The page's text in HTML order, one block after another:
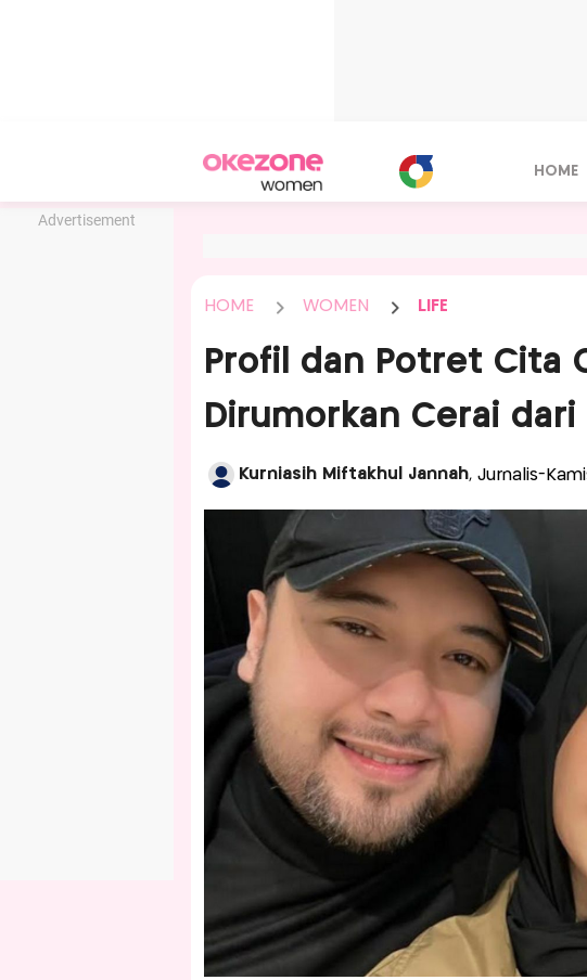
Advertisement
HOME
HOME WOMEN LIFE
Profil dan Potret Cita
Dirumorkan Cerai dari
Kurniasih Miftakhul Jannah, Jurnalis-